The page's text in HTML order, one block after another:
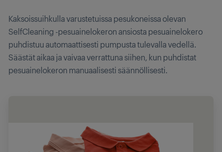
Kaksoissuihkulla varustetuissa pesukoneissa olevan
SelfCleaning -pesuainelokeron ansiosta pesuainelokero
puhdistuu automaattisesti pumpusta tulevalla vedellä.
Säästät aikaa ja vaivaa verrattuna siihen, kun puhdistat
pesuainelokeron manuaalisesti säännöllisesti.